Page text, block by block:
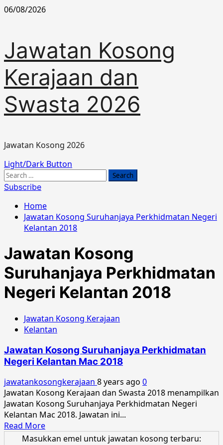
Skip
06/08/2026
Jawatan Kosong
Kerajaan dan
Swasta 2026
Jawatan Kosong 2026
Primary
Menu
Light/Dark Button
Search
for:
Subscribe
Home
Jawatan Kosong Suruhanjaya Perkhidmatan Negeri
Kelantan 2018
Jawatan Kosong
Suruhanjaya Perkhidmatan
Negeri Kelantan 2018
Jawatan Kosong Kerajaan
Kelantan
Jawatan Kosong Suruhanjaya Perkhidmatan
Negeri Kelantan Mac 2018
jawatankosongkerajaan 8 years ago 0
Jawatan Kosong Kerajaan dan Swasta 2018 menampilkan
Jawatan Kosong Suruhanjaya Perkhidmatan Negeri
Kelantan Mac 2018. Jawatan ini...
Read MoreRead
more
Masukkan emel untuk jawatan kosong terbaru: